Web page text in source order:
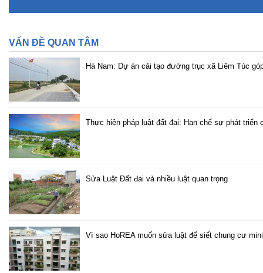
VẤN ĐỀ QUAN TÂM
Hà Nam: Dự án cải tạo đường trục xã Liêm Túc
Thực hiện pháp luật đất đai: Hạn chế sự phát triển
Sửa Luật Đất đai và nhiều luật quan trọng
Vì sao HoREA muốn sửa luật để siết chung cư